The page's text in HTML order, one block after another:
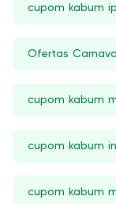
cupom kabum
Ofertas Carnaval
cupom kabum
cupom kabum
cupom kabum